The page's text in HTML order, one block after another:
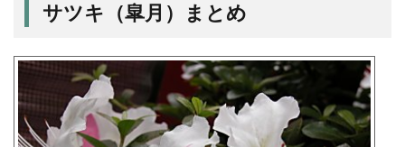
サツキ（皐月）まとめ